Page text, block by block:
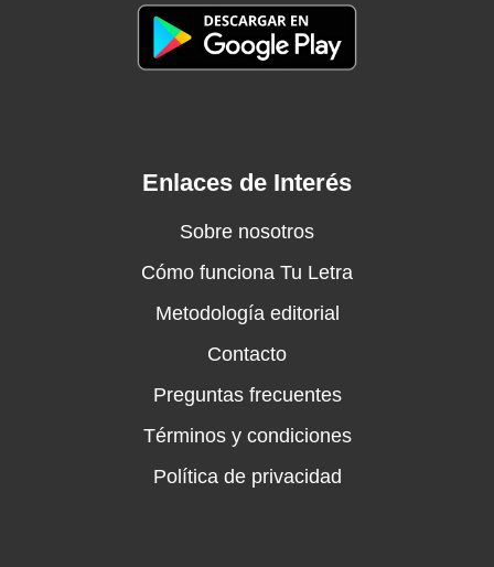
Enlaces de Interés
Sobre nosotros
Cómo funciona Tu Letra
Metodología editorial
Contacto
Preguntas frecuentes
Términos y condiciones
Política de privacidad